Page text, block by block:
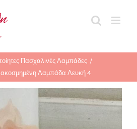
Πασχαλινές Λαμπάδες
Λαμπάδα Λευκή 4